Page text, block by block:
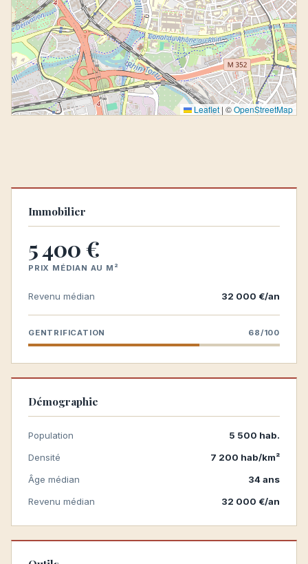
Leaflet | ©OpenStreetMap
Immobilier
5 400 €
PRIX MÉDIAN AU M²
Revenu médian 32 000 €/an
GENTRIFICATION 68/100
Démographie
Population
5 500 hab.
Densité
7 200 hab/km²
Âge médian
34 ans
Revenu médian
32 000 €/an